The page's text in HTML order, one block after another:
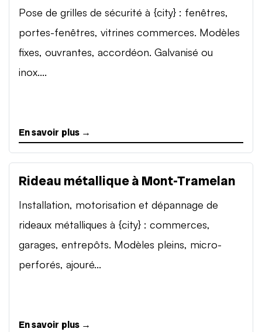
Pose de grilles de sécurité à {city} : fenêtres,
portes-fenêtres, vitrines commerces. Modèles
fixes, ouvrantes, accordéon. Galvanisé ou
inox....
En savoir plus →
Rideau métallique à Mont-Tramelan
Installation, motorisation et dépannage de
rideaux métalliques à {city} : commerces,
garages, entrepôts. Modèles pleins, micro-
perforés, ajouré...
En savoir plus →